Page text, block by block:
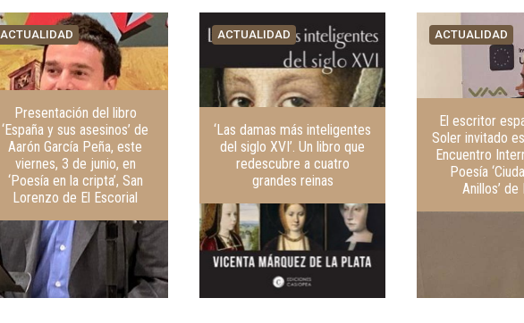
ACTUALIDAD
Presentación del libro
‘España y sus asesinos’ de
Aarón García Peña, este
viernes, 3 de junio, en
‘Poesía en la cripta’, San
Lorenzo de El Escorial
ACTUALIDAD
‘Las damas más inteligentes
del siglo XVI’. Un libro que
redescubre a cuatro
grandes reinas
ACTUALIDAD
El escritor
Soler invitado
Encuentro
Poesía
Anillos’ de